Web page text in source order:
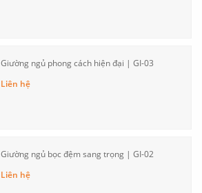
Giường ngủ phong cách hiện đại | GI-03
Liên hệ
Giường ngủ bọc đệm sang trọng | GI-02
Liên hệ